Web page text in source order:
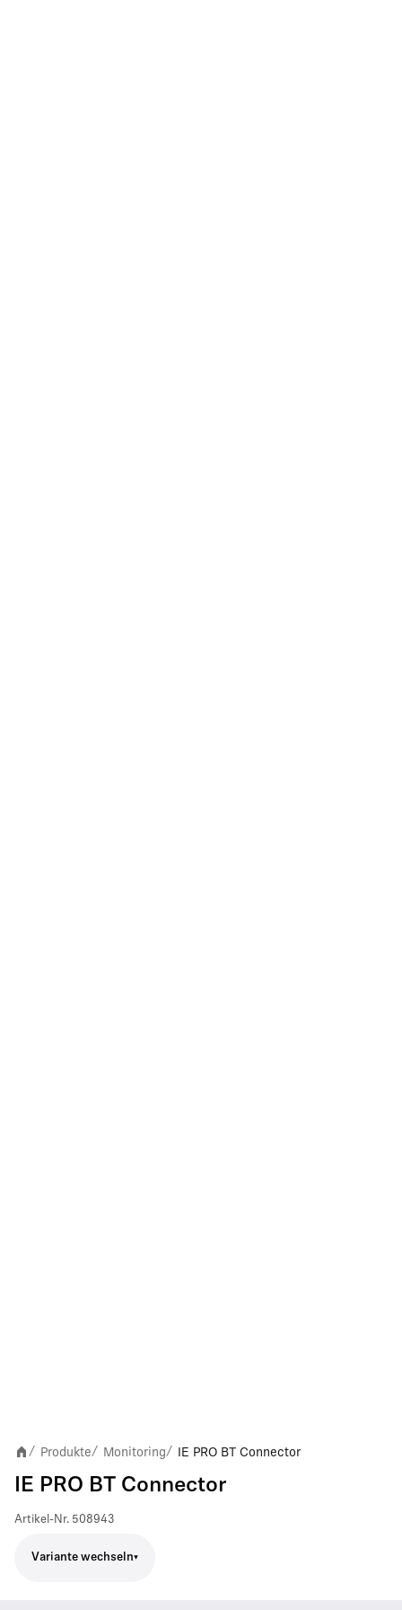
/ Produkte/ Monitoring/ IE PRO BT Connector
IE PRO BT Connector
Artikel-Nr. 508943
Variante wechseln